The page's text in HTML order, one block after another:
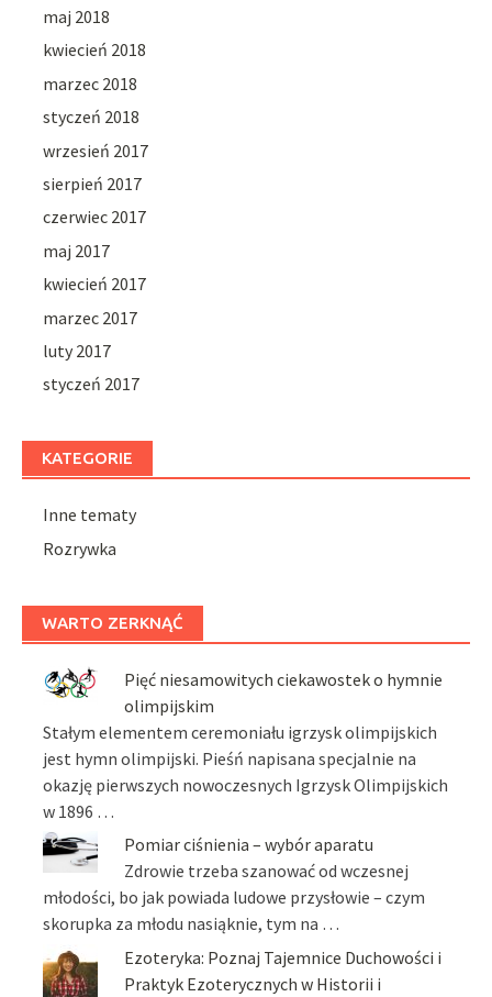
maj 2018
kwiecień 2018
marzec 2018
styczeń 2018
wrzesień 2017
sierpień 2017
czerwiec 2017
maj 2017
kwiecień 2017
marzec 2017
luty 2017
styczeń 2017
KATEGORIE
Inne tematy
Rozrywka
WARTO ZERKNĄĆ
Pięć niesamowitych ciekawostek o hymnie
olimpijskim
Stałym elementem ceremoniału igrzysk olimpijskich
jest hymn olimpijski. Pieśń napisana specjalnie na
okazję pierwszych nowoczesnych Igrzysk Olimpijskich
w 1896 …
Pomiar ciśnienia – wybór aparatu
Zdrowie trzeba szanować od wczesnej
młodości, bo jak powiada ludowe przysłowie – czym
skorupka za młodu nasiąknie, tym na …
Ezoteryka: Poznaj Tajemnice Duchowości i
Praktyk Ezoterycznych w Historii i